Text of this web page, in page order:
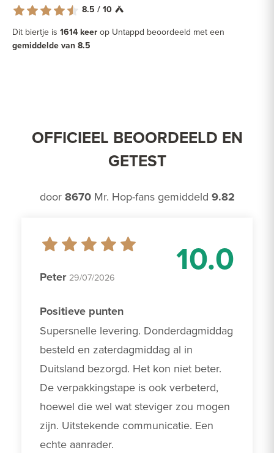
8.5 / 10
Dit biertje is 1614 keer op Untappd beoordeeld met een
gemiddelde van 8.5
OFFICIEEL BEOORDEELD EN
GETEST
door 8670Mr. Hop-fans gemiddeld 9.82
10.0
Peter 29/07/2026
Positieve punten
Supersnelle levering. Donderdagmiddag
besteld en zaterdagmiddag al in
Duitsland bezorgd. Het kon niet beter.
De verpakkingstape is ook verbeterd,
hoewel die wel wat steviger zou mogen
zijn. Uitstekende communicatie. Een
echte aanrader.